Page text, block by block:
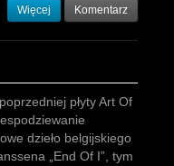
Więcej Komentarz
płyty Art Of
dzieło belgijskiego
„End Of I”, tym